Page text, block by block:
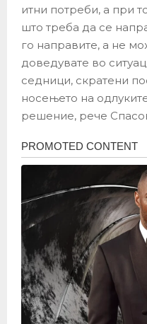
итни потреби, а при
што треба да се
го направите, а не
доведувате во
седници, скратени
носењето на
решение, рече